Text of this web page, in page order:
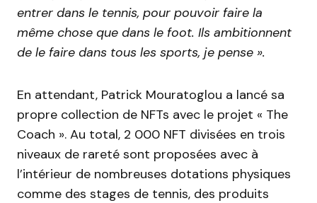
entrer dans le tennis, pour pouvoir faire la
même chose que dans le foot. Ils ambitionnent
de le faire dans tous les sports, je pense ».
En attendant, Patrick Mouratoglou a lancé sa
propre collection de NFTs avec le projet « The
Coach ». Au total, 2 000 NFT divisées en trois
niveaux de rareté sont proposées avec à
l’intérieur de nombreuses dotations physiques
comme des stages de tennis, des produits